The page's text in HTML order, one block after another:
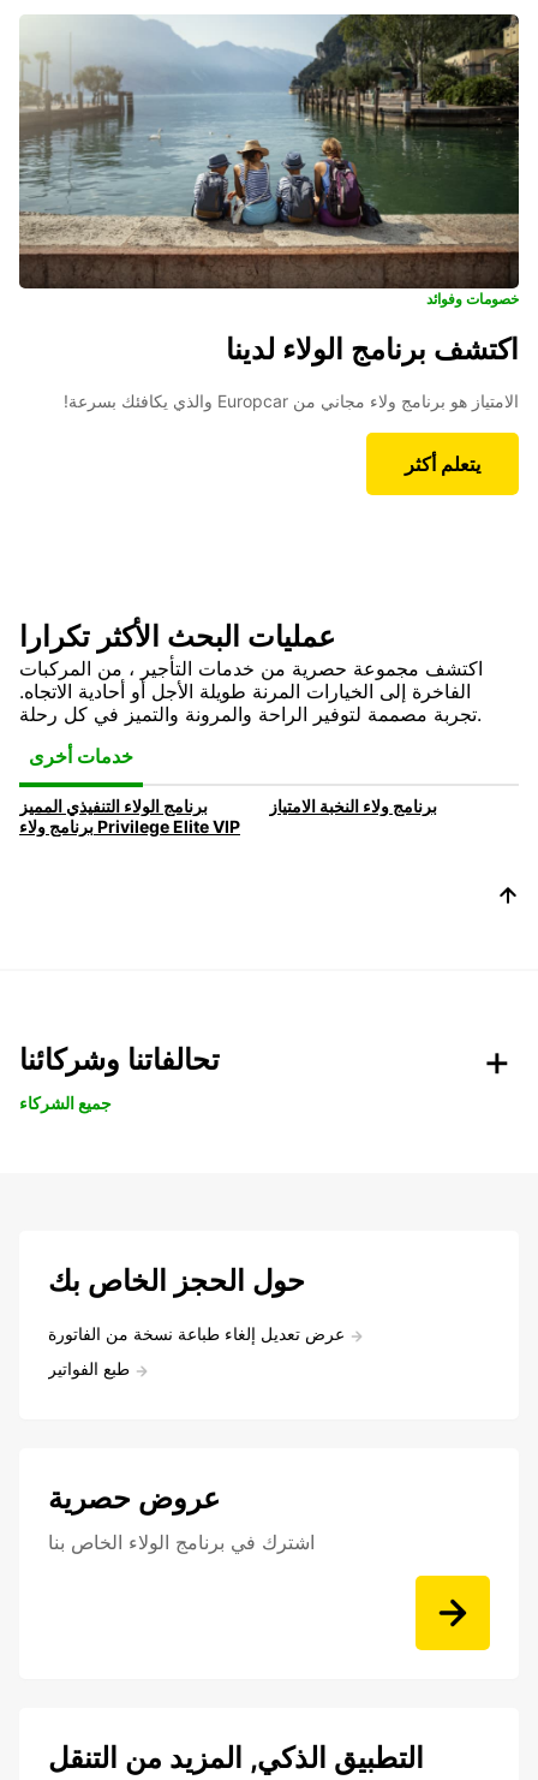
خصومات وفوائد
اكتشف برنامج الولاء لدينا
الامتياز هو برنامج ولاء مجاني من Europcar والذي يكافئك بسرعة!
يتعلم أكثر
عمليات البحث الأكثر تكرارا
اكتشف مجموعة حصرية من خدمات التأجير ، من المركبات
الفاخرة إلى الخيارات المرنة طويلة الأجل أو أحادية الاتجاه.
تجربة مصممة لتوفير الراحة والمرونة والتميز في كل رحلة.
خدمات أخرى
برنامج الولاء التنفيذي المميز
برنامج ولاء النخبة الامتياز
برنامج ولاء Privilege Elite VIP
تحالفاتنا وشركائنا
جميع الشركاء
حول الحجز الخاص بك
عرض تعديل إلغاء طباعة نسخة من الفاتورة
طبع الفواتير
عروض حصرية
اشترك في برنامج الولاء الخاص بنا
التطبيق الذكي, المزيد من التنقل